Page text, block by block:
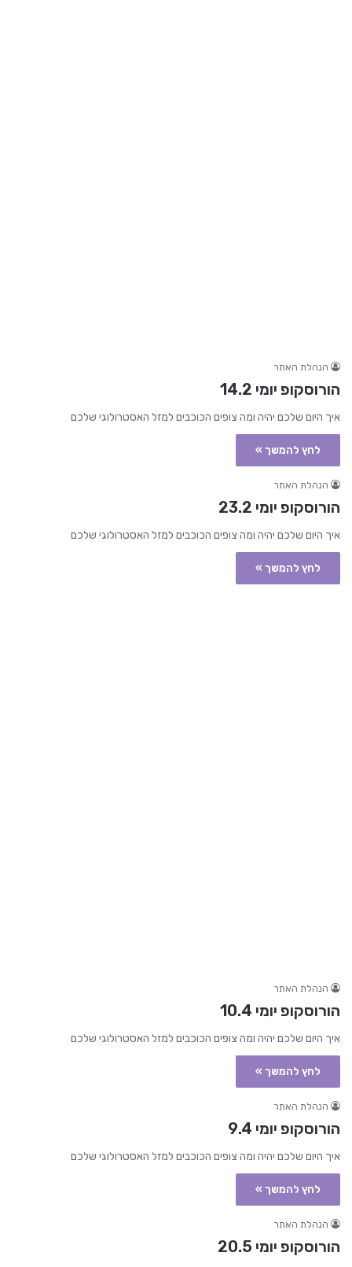
הנהלת האתר
הורוסקופ יומי 14.2
איך היום שלכם יהיה ומה צופים הכוכבים למזל האסטרולוגי שלכם
לחץ להמשך »
הנהלת האתר
הורוסקופ יומי 23.2
איך היום שלכם יהיה ומה צופים הכוכבים למזל האסטרולוגי שלכם
לחץ להמשך »
הנהלת האתר
הורוסקופ יומי 10.4
איך היום שלכם יהיה ומה צופים הכוכבים למזל האסטרולוגי שלכם
לחץ להמשך »
הנהלת האתר
הורוסקופ יומי 9.4
איך היום שלכם יהיה ומה צופים הכוכבים למזל האסטרולוגי שלכם
לחץ להמשך »
הנהלת האתר
הורוסקופ יומי 20.5